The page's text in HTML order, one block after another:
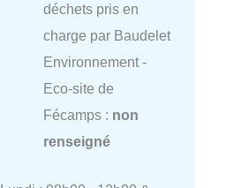
déchets pris en
charge par Baudelet
Environnement -
Eco-site de
Fécamps : non
renseigné